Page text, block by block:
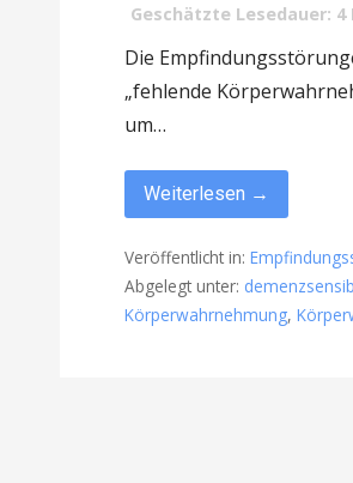
Geschätzte Lesedauer: 4
Die
„fehlende
um…
Weiterlesen →
Veröffentlicht in:
Abgelegt unter:
Körperwahrnehmung,